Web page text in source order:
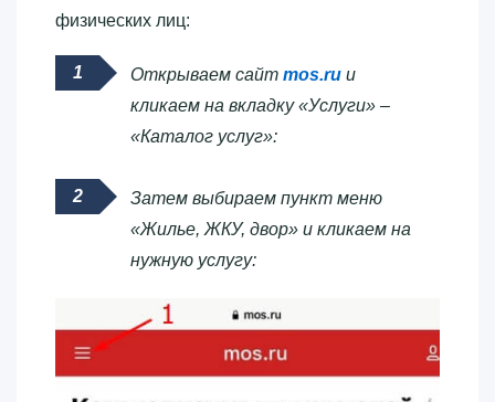
физических лиц:
Открываем сайт mos.ru и
кликаем на вкладку «Услуги» –
«Каталог услуг»:
Затем выбираем пункт меню
«Жилье, ЖКУ, двор» и кликаем на
нужную услугу: